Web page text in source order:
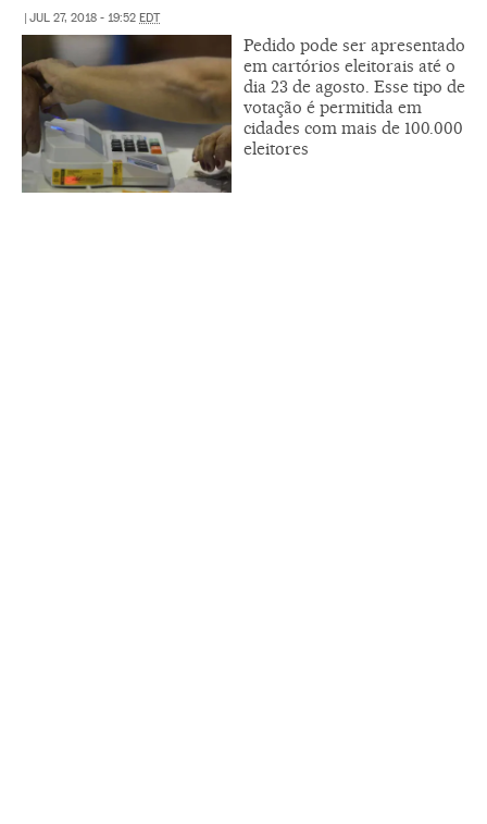
| JUL 27, 2018 - 19:52 EDT
Pedido pode ser apresentado
em cartórios eleitorais até o
dia 23 de agosto. Esse tipo de
votação é permitida em
cidades com mais de 100.000
eleitores